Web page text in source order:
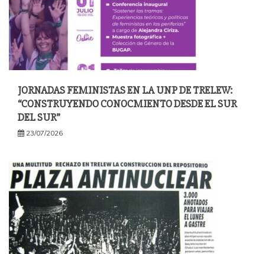
JORNADAS FEMINISTAS EN LA UNP DE TRELEW:
“CONSTRUYENDO CONOCMIENTO DESDE EL SUR
DEL SUR”
23/07/2026